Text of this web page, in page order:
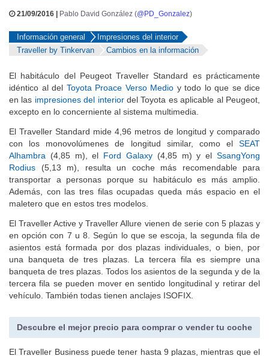
Información general
Impresiones del interior
El habitáculo del Peugeot Traveller Standard es prácticamente
idéntico al delToyota Proace Verso Medioy todo lo que se dice
en lasimpresiones del interiordel Toyota es aplicable al Peugeot,
El Traveller Standard mide 4,96 metros de longitud y comparado
con los monovolúmenes de longitud similar, como elSEAT
Alhambra(4,85 m), elFord Galaxy(4,85 m) y elSsangYong
Rodius(5,13 m), resulta un coche más recomendable para
transportar a personas porque su habitáculo es más amplio.
Además, con las tres filas ocupadas queda más espacio en el
El Traveller Active y Traveller Allure vienen de serie con 5 plazas y
en opción con 7 u 8. Según lo que se escoja, la segunda fila de
asientos está formada por dos plazas individuales, o bien, por
una banqueta de tres plazas. La tercera fila es siempre una
banqueta de tres plazas. Todos los asientos de la segunda y de la
tercera fila se pueden mover en sentido longitudinal y retirar del
Descubre el mejor precio para comprar o vender tu coche